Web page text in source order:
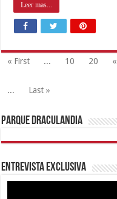
Leer mas...
« First ... 10 20 «
...
Last »
Parque Draculandia
Entrevista Exclusiva